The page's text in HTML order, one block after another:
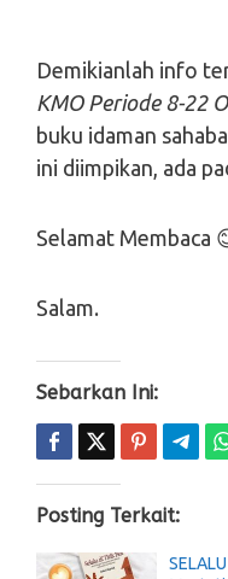
Demikianlah info
KMO Periode 8-22
buku idaman
ini diimpikan, ada
Selamat Membaca
Salam.
Sebarkan Ini:
Posting Terkait: